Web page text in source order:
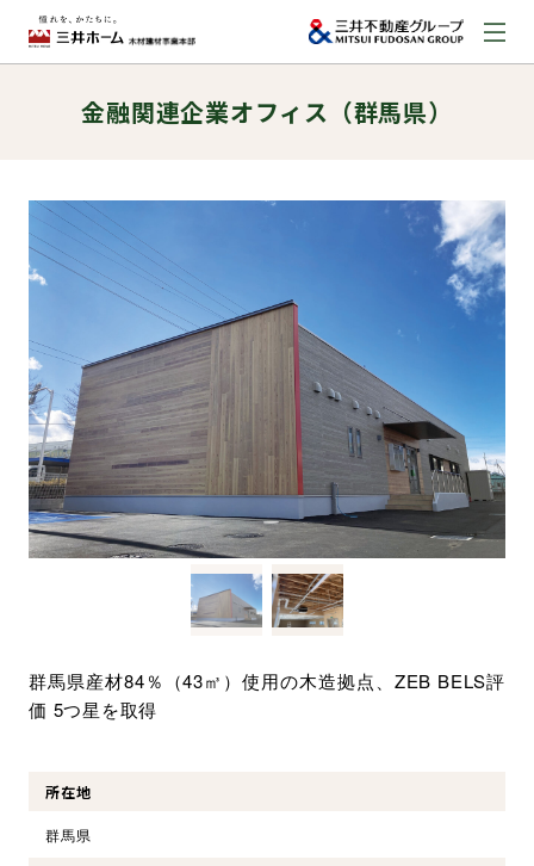
お問い合わせ
事業内容
建築実例
取扱商品
環境・社会への取り組み
金融関連企業オフィス（群馬県）
群馬県産材84％（43㎥）使用の木造拠点、ZEB BELS評
価 5つ星を取得
所在地
群馬県